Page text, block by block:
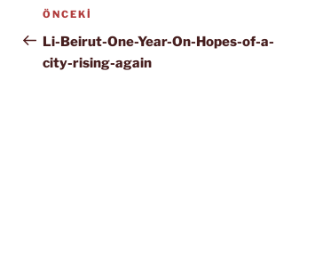
Yazı
gezinmesi
Önceki
Yazı
ÖNCEKI
Li-Beirut-One-Year-On-Hopes-of-a-
city-rising-again